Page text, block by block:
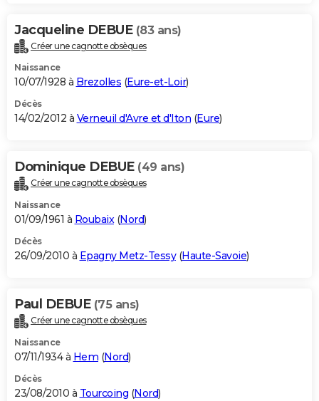
Jacqueline DEBUE (83 ans)
Créer une cagnotte obsèques
Naissance
10/07/1928 à Brezolles (Eure-et-Loir)
Décès
14/02/2012 à Verneuil d'Avre et d'Iton (Eure)
Dominique DEBUE (49 ans)
Créer une cagnotte obsèques
Naissance
01/09/1961 à Roubaix(Nord)
Décès
26/09/2010 à Epagny Metz-Tessy(Haute-Savoie)
Paul DEBUE (75 ans)
Créer une cagnotte obsèques
Naissance
07/11/1934 à Hem (Nord)
Décès
23/08/2010 à Tourcoing (Nord)